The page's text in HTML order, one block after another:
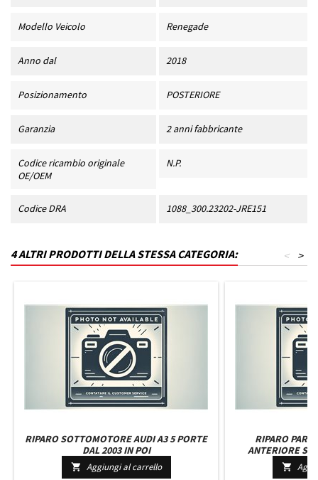
Modello Veicolo Renegade
Anno dal 2018
Posizionamento POSTERIORE
Garanzia 2 anni fabbricante
Codice ricambio originale
OE/OEM
N.P.
Codice DRA 1088_300.23202-JRE151
4 ALTRI PRODOTTI DELLA STESSA CATEGORIA: >
<
RIPARO SOTTOMOTORE AUDI A3 5 PORTE
DAL 2003 IN POI
 Aggiungi al carrello
RIPARO
ANTERIORE
